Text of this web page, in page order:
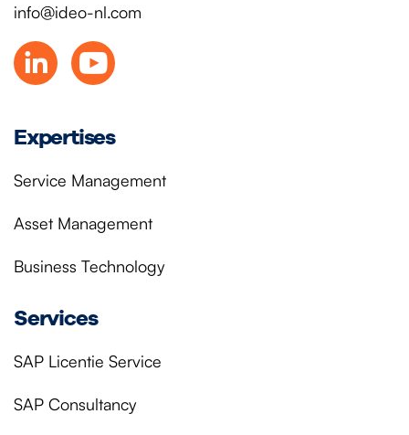
info@ideo-nl.com
Expertises
Service Management
Asset Management
Business Technology
Services
SAP Licentie Service
SAP Consultancy